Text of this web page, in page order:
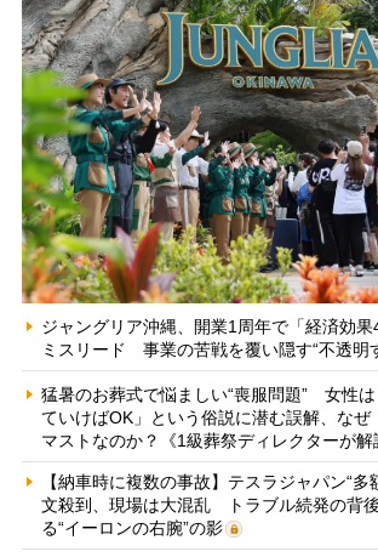
ジャングリア沖縄、開業1周年で「経済効
ミスリード 事業の苦戦を覆い隠す“不透明
猛暑のお葬式で悩ましい“喪服問題” 女性
ていけばOK」という俗説に潜む誤解、なぜ
マストなのか？《1級葬祭ディレクターが解
【納車時に複数の事故】テスラジャパン“多
文殺到、現場は大混乱 トラブル続発の背
る“イーロンの右腕”の影